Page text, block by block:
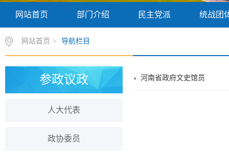
网站首页 部门介绍 民主党派 统战团
网站首页 > 导航栏目
参政议政
人大代表
政协委员
河南省政府文史馆员